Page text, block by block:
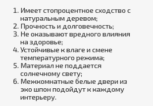
Имеет стопроцентное сходство с
натуральным деревом;
Прочность и долговечность;
Не оказывают вредного влияния
на здоровье;
Устойчивые к влаге и смене
температурного режима;
Материал не поддается
солнечному свету;
Межкомнатные белые двери из
эко шпон подойдут к каждому
интерьеру.